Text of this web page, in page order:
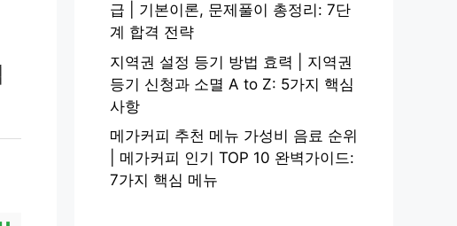
급 | 기본이론, 문제풀이 총정리: 7단
계 합격 전략
지역권 설정 등기 방법 효력 | 지역권
등기 신청과 소멸 A to Z: 5가지 핵심
사항
메가커피 추천 메뉴 가성비 음료 순위
| 메가커피 인기 TOP 10 완벽가이드:
7가지 핵심 메뉴